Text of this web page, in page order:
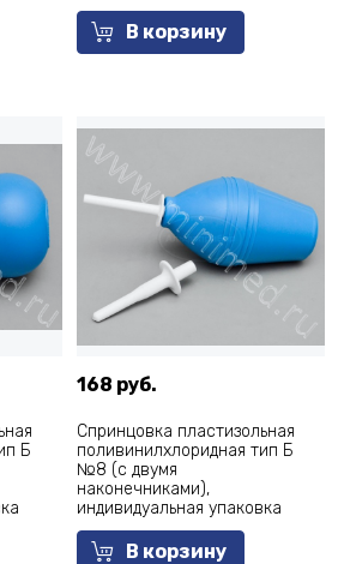
В корзину
Б
168 руб.
Спринцовка пластизольная
поливинилхлоридная тип Б
№8 (с двумя
наконечниками),
индивидуальная упаковка
В корзину